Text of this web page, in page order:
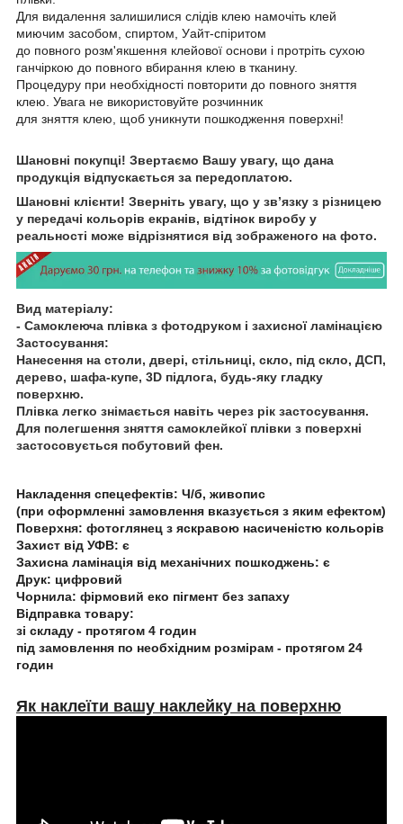
Для видалення залишилися слідів клею намочіть клей
миючим засобом, спиртом, Уайт-спіритом
до повного розм'якшення клейової основи і протріть сухою
ганчіркою до повного вбирання клею в тканину.
Процедуру при необхідності повторити до повного зняття
клею. Увага не використовуйте розчинник
для зняття клею, щоб уникнути пошкодження поверхні!
Шановні покупці! Звертаємо Вашу увагу, що дана
продукція відпускається за передоплатою.
Шановні клієнти! Зверніть увагу, що у зв’язку з різницею
у передачі кольорів екранів, відтінок виробу у
реальності може відрізнятися від зображеного на фото.
Вид матеріалу:
- Самоклеюча плівка з фотодруком і захисної ламінацією
Застосування:
Нанесення на столи, двері, стільниці, скло, під скло, ДСП,
дерево, шафа-купе, 3D підлога, будь-яку гладку
поверхню.
Плівка легко знімається навіть через рік застосування.
Для полегшення зняття самоклейкої плівки з поверхні
застосовується побутовий фен.
Накладення спецефектів: Ч/б, живопис
(при оформленні замовлення вказується з яким ефектом)
Поверхня: фотоглянец з яскравою насиченістю кольорів
Захист від УФВ: є
Захисна ламінація від механічних пошкоджень: є
Друк: цифровий
Чорнила: фірмовий еко пігмент без запаху
Відправка товару:
зі складу - протягом 4 годин
під замовлення по необхідним розмірам - протягом 24
годин
Як наклеїти вашу наклейку на поверхню